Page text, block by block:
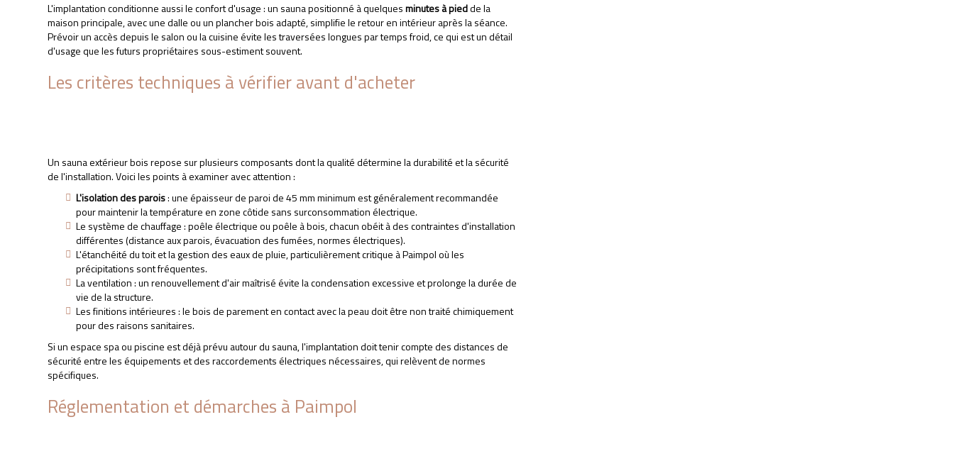
L'implantation conditionne aussi le confort d'usage : un sauna positionné à quelquesminutes à piedde la
maison principale, avec une dalle ou un plancher bois adapté, simplifie le retour en intérieur après la séance.
Prévoir un accès depuis le salon ou la cuisine évite les traversées longues par temps froid, ce qui est un détail
d'usage que les futurs propriétaires sous-estiment souvent.
Les critères techniques à vérifier avant d'acheter
Un sauna extérieur bois repose sur plusieurs composants dont la qualité détermine la durabilité et la sécurité
de l'installation. Voici les points à examiner avec attention :
L'isolation des parois: une épaisseur de paroi de 45 mm minimum est généralement recommandée
pour maintenir la température en zone côtide sans surconsommation électrique.
Le système de chauffage : poêle électrique ou poêle à bois, chacun obéit à des contraintes d'installation
différentes (distance aux parois, évacuation des fumées, normes électriques).
L'étanchéité du toit et la gestion des eaux de pluie, particulièrement critique à Paimpol où les
précipitations sont fréquentes.
La ventilation : un renouvellement d'air maîtrisé évite la condensation excessive et prolonge la durée de
vie de la structure.
Les finitions intérieures : le bois de parement en contact avec la peau doit être non traité chimiquement
pour des raisons sanitaires.
Si un espace spa ou piscine est déjà prévu autour du sauna, l'implantation doit tenir compte des distances de
sécurité entre les équipements et des raccordements électriques nécessaires, qui relèvent de normes
spécifiques.
Réglementation et démarches à Paimpol